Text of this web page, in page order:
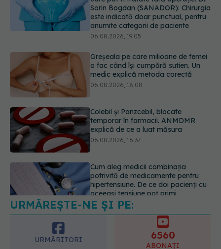
Greșeala pe care milioane de femei
o fac când își cumpără sutien. Un
medic explică metoda corectă
06.08.2026, 18:08
Colebil și Panzcebil, blocate
temporar în farmacii. ANMDMR
explică de ce a luat măsura
Cum aleg medicii combinația
potrivită de medicamente pentru
hipertensiune. De ce doi pacienți cu
06.08.2026, 16:19
Mii de angajați din Sănătate ar
putea primi salarii mai mari.
Sindicatele cer schimbarea legii
06.08.2026, 19:26
URMĂREȘTE-NE ȘI PE:
URMĂRITORI 6560
ABONAȚI